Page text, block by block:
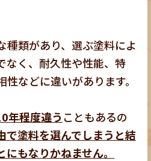
種類があり、選ぶ塗料によ
なく、耐久性や性能、特
などに違いがあります。
年程度違う こともあるの
で塗料を選んでしまうと結
もなりかねません。